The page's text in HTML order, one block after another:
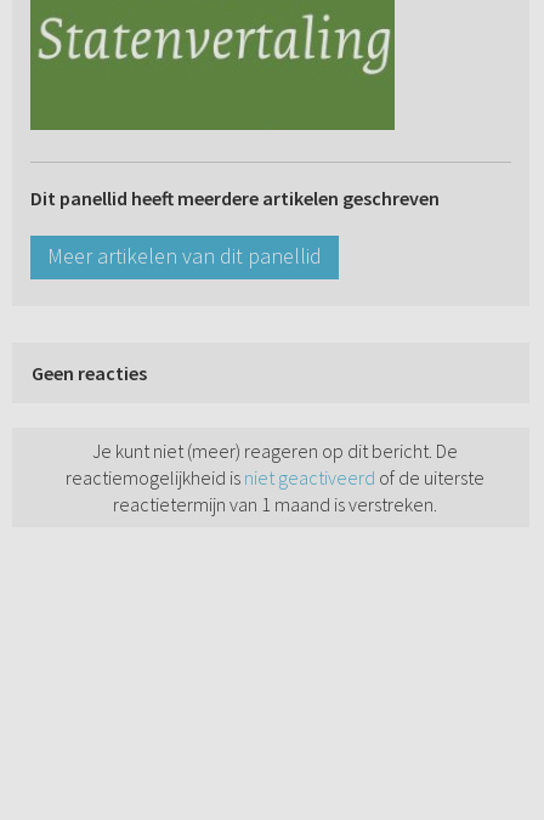
Dit panellid heeft meerdere artikelen geschreven
Meer artikelen van dit panellid
Geen reacties
Je kunt niet (meer) reageren op dit bericht. De
reactiemogelijkheid is niet geactiveerd of de uiterste
reactietermijn van 1 maand is verstreken.